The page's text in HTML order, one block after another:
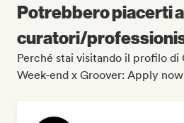
Potrebbero piacerti
curatori/
Perché stai visitando il profilo di
Week-end x Groover: Apply